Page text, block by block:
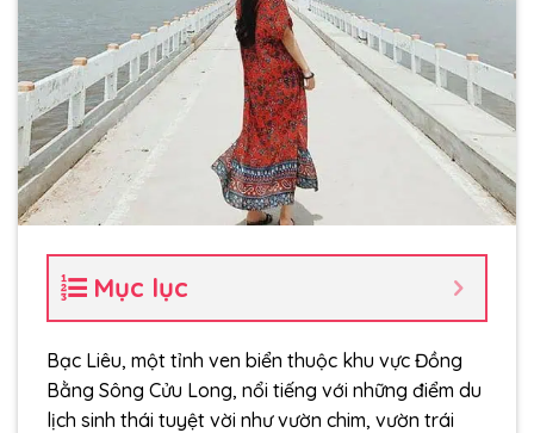
Mục lục
Bạc Liêu, một tỉnh ven biển thuộc khu vực Đồng
Bằng Sông Cửu Long, nổi tiếng với những điểm du
lịch sinh thái tuyệt vời như vườn chim, vườn trái